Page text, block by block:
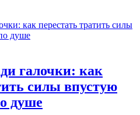
галочки: как
силы впустую
душе